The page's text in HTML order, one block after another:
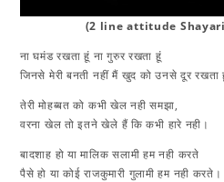
(2 line attitude
ना घमंड रखता हूं ना गुरुर रखता हूं
जिनसे मेरी बनती नहीं मैं खुद को उनसे दूर रखता
तेरी मोहब्बत को कभी खेल नही समझा,
वरना खेल तो इतने खेले हैं कि कभी हारे नही।
बादशाह हो या मालिक सलामी हम नही करते
पैसे हो या कोई राजकुमारी गुलामी हम नही करते।